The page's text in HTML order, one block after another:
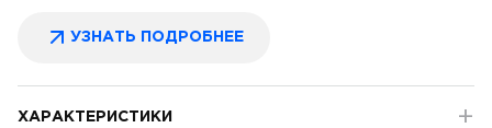
УЗНАТЬ ПОДРОБНЕЕ
ХАРАКТЕРИСТИКИ